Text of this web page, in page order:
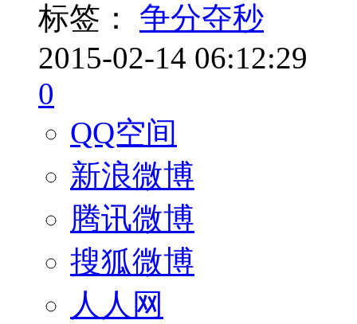
标签：
争分夺秒
2015-02-14 06:12:29
0
QQ空间
新浪微博
腾讯微博
搜狐微博
人人网